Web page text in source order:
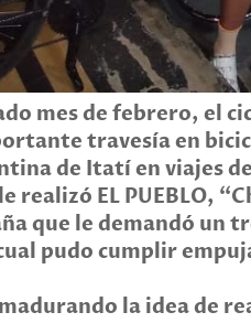
mes de febrero, el
travesía en
de Itatí en viajes
realizó EL PUEBLO,
que le demandó un
pudo cumplir
la idea de